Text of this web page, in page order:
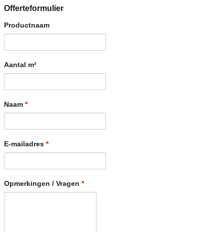
Offerteformulier
Productnaam
Aantal m²
Naam *
E-mailadres *
Opmerkingen / Vragen *